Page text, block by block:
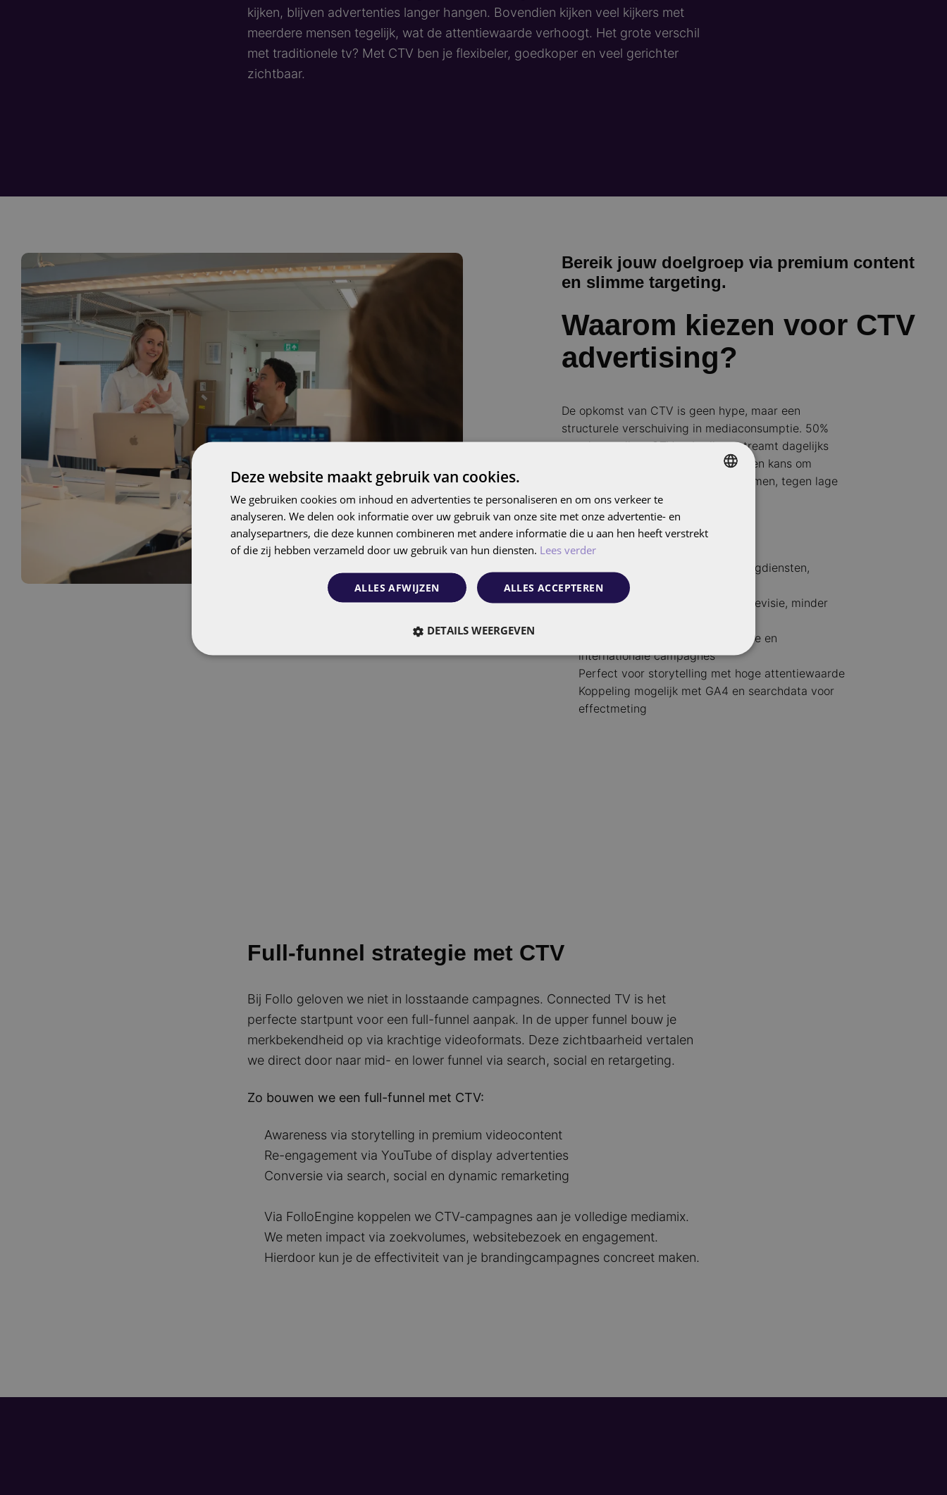
kijken, blijven advertenties langer hangen. Bovendien kijken veel kijkers met
meerdere mensen tegelijk, wat de attentiewaarde verhoogt. Het grote verschil
met traditionele tv? Met CTV ben je flexibeler, goedkoper en veel gerichter
zichtbaar.
Bereik jouw doelgroep via premium content
en slimme targeting.
Waarom kiezen voor CTV
advertising?
De opkomst van CTV is geen hype, maar een
structurele verschuiving in mediaconsumptie. 50%
van de reguliere CTV-gebruikers streamt dagelijks
content. Voor merken betekent dit een kans om
aanwezig te zijn op premium platformen, tegen lage
kosten en met hoge relevantie.
Voordelen van Connected TV:
Adverteren op premium streamingdiensten,
broadcasters en apps
Lagere CPM’s dan traditionele televisie, minder
Inzetbaar voor regionale, nationale en
internationale campagnes
Perfect voor storytelling met hoge attentiewaarde
Koppeling mogelijk met GA4 en searchdata voor
effectmeting
Full-funnel strategie met CTV
Bij Follo geloven we niet in losstaande campagnes. Connected TV is het
perfecte startpunt voor een full-funnel aanpak. In de upper funnel bouw je
merkbekendheid op via krachtige videoformats. Deze zichtbaarheid vertalen
we direct door naar mid- en lower funnel via search, social en retargeting.
Zo bouwen we een full-funnel met CTV:
Awareness via storytelling in premium videocontent
Re-engagement via YouTube of display advertenties
Conversie via search, social en dynamic remarketing
Via FolloEngine koppelen we CTV-campagnes aan je volledige mediamix.
We meten impact via zoekvolumes, websitebezoek en engagement.
Hierdoor kun je de effectiviteit van je brandingcampagnes concreet maken.
Deze website maakt gebruik van cookies.
We gebruiken cookies om inhoud en advertenties te personaliseren en om ons verkeer te
analyseren. We delen ook informatie over uw gebruik van onze site met onze advertentie- en
analysepartners, die deze kunnen combineren met andere informatie die u aan hen heeft verstrekt
of die zij hebben verzameld door uw gebruik van hun diensten. Lees verder
ALLES ACCEPTEREN
ALLES AFWIJZEN
DETAILS WEERGEVEN